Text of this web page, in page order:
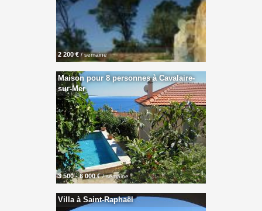
2 200 € / semaine
Maison pour 8 personnes à Cavalaire-
sur-Mer
3 500 - 6 000 €/ semaine
Villa à Saint-Raphaël